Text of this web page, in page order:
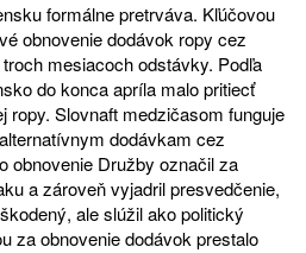
formálne pretrváva. Kľúčovou
obnovenie dodávok ropy cez
mesiacoch odstávky. Podľa
do konca apríla malo pritiecť
ropy. Slovnaft medzičasom funguje
dodávkam cez
obnovenie Družby označil za
a zároveň vyjadril presvedčenie,
ale slúžil ako politický
za obnovenie dodávok prestalo